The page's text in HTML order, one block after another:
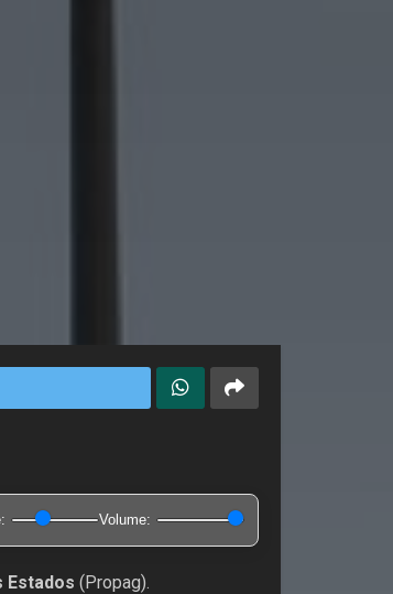
Volume:
Estados (Propag).